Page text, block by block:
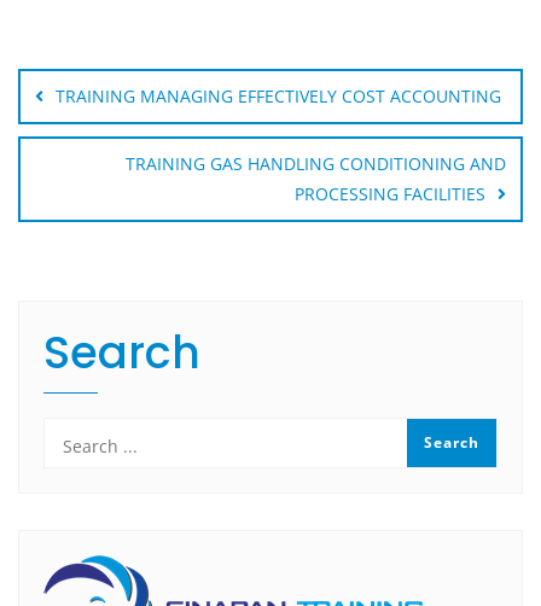
Post
navigation
TRAINING MANAGING EFFECTIVELY COST ACCOUNTING
TRAINING GAS HANDLING CONDITIONING AND
PROCESSING FACILITIES
Search